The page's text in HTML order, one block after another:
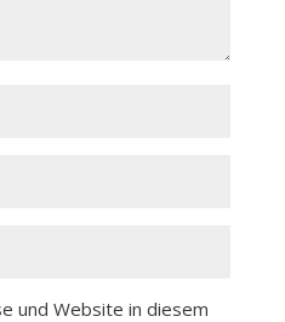
und Website in diesem